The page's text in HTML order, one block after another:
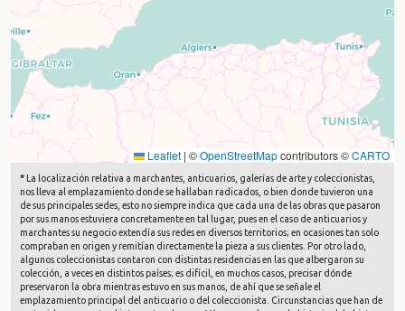
Leaflet |©OpenStreetMapcontributors ©CARTO
* La localización relativa a marchantes, anticuarios, galerías de arte y coleccionistas,
nos lleva al emplazamiento donde se hallaban radicados, o bien donde tuvieron una
de sus principales sedes, esto no siempre indica que cada una de las obras que pasaron
por sus manos estuviera concretamente en tal lugar, pues en el caso de anticuarios y
marchantes su negocio extendía sus redes en diversos territorios; en ocasiones tan solo
compraban en origen y remitían directamente la pieza a sus clientes. Por otro lado,
algunos coleccionistas contaron con distintas residencias en las que albergaron su
colección, a veces en distintos países; es difícil, en muchos casos, precisar dónde
preservaron la obra mientras estuvo en sus manos, de ahí que se señale el
emplazamiento principal del anticuario o del coleccionista. Circunstancias que han de